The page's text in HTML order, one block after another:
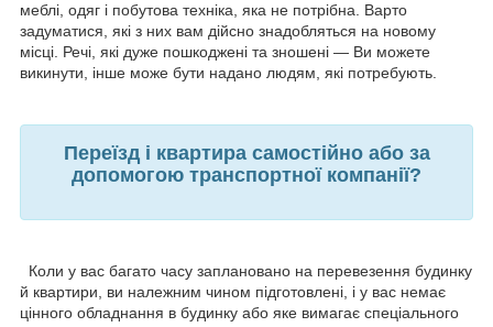
меблі, одяг і побутова техніка, яка не потрібна. Варто
задуматися, які з них вам дійсно знадобляться на новому
місці. Речі, які дуже пошкоджені та зношені — Ви можете
викинути, інше може бути надано людям, які потребують.
Переїзд і квартира самостійно або за
допомогою транспортної компанії?
Коли у вас багато часу заплановано на перевезення будинку
й квартири, ви належним чином підготовлені, і у вас немає
цінного обладнання в будинку або яке вимагає спеціального